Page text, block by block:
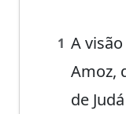
1 A
Amoz,
de